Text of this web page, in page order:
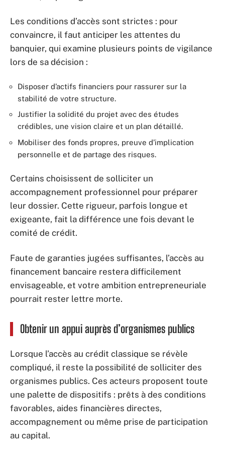
Les conditions d’accès sont strictes : pour
convaincre, il faut anticiper les attentes du
banquier, qui examine plusieurs points de vigilance
lors de sa décision :
Disposer d’actifs financiers pour rassurer sur la
stabilité de votre structure.
Justifier la solidité du projet avec des études
crédibles, une vision claire et un plan détaillé.
Mobiliser des fonds propres, preuve d’implication
personnelle et de partage des risques.
Certains choisissent de solliciter un
accompagnement professionnel pour préparer
leur dossier. Cette rigueur, parfois longue et
exigeante, fait la différence une fois devant le
comité de crédit.
Faute de garanties jugées suffisantes, l’accès au
financement bancaire restera difficilement
envisageable, et votre ambition entrepreneuriale
pourrait rester lettre morte.
Obtenir un appui auprès d’organismes publics
Lorsque l’accès au crédit classique se révèle
compliqué, il reste la possibilité de solliciter des
organismes publics. Ces acteurs proposent toute
une palette de dispositifs : prêts à des conditions
favorables, aides financières directes,
accompagnement ou même prise de participation
au capital.